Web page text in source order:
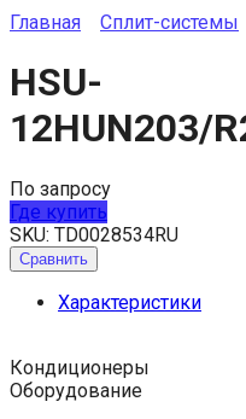
Главная Сплит-системы
HSU-
12HUN203/
По запросу
Где купить
SKU: TD0028534RU
Сравнить
Характеристики
Кондиционеры
Оборудование